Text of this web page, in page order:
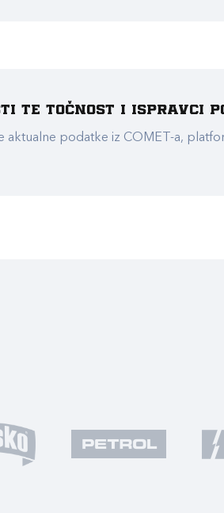
te točnost i ispravci
aktualne podatke iz COMET-a,